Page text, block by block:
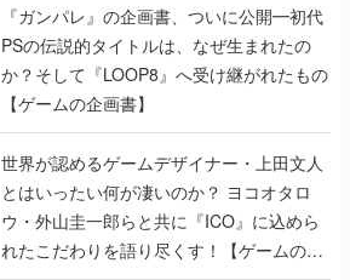
『ガンパレ』の企画書、ついに公開━初代
PSの伝説的タイトルは、なぜ生まれたの
か？そして『LOOP8』へ受け継がれたもの
【ゲームの企画書】
世界が認めるゲームデザイナー・上田文人
とはいったい何が凄いのか？ ヨコオタロ
ウ・外山圭一郎らと共に『ICO』に込めら
れたこだわりを語り尽くす！【ゲームの企